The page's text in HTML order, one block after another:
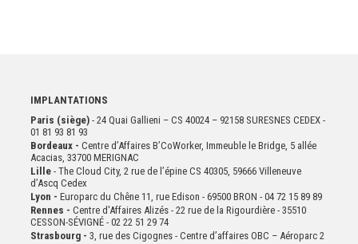
IMPLANTATIONS
Paris (siège) - 24 Quai Gallieni – CS 40024 – 92158 SURESNES CEDEX -
01 81 93 81 93
Bordeaux - Centre d’Affaires B’CoWorker, Immeuble le Bridge, 5 allée
Acacias, 33700 MERIGNAC
Lille- The Cloud City, 2 rue de l’épine CS 40305, 59666 Villeneuve
d’Ascq Cedex
Lyon - Europarc du Chêne 11, rue Edison - 69500 BRON - 04 72 15 89 89
Rennes - Centre d'Affaires Alizés - 22 rue de la Rigourdière - 35510
CESSON-SÉVIGNÉ - 02 22 51 29 74
Strasbourg - 3, rue des Cigognes - Centre d’affaires OBC – Aéroparc 2